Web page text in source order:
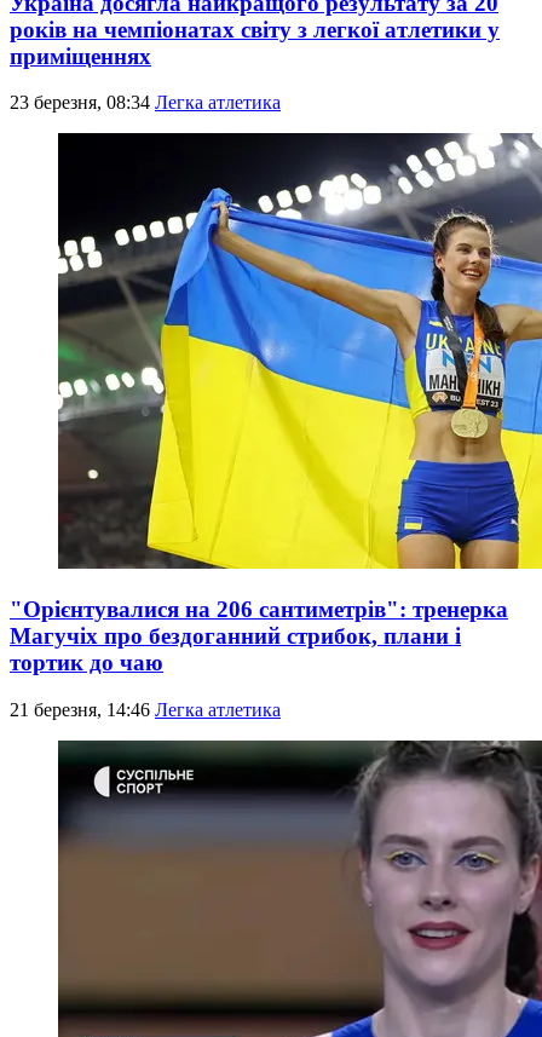
років на чемпіонатах світу з легкої атлетики у
приміщеннях
23 березня, 08:34 Легка атлетика
"Орієнтувалися на 206 сантиметрів": тренерка
Магучіх про бездоганний стрибок, плани і
тортик до чаю
21 березня, 14:46 Легка атлетика